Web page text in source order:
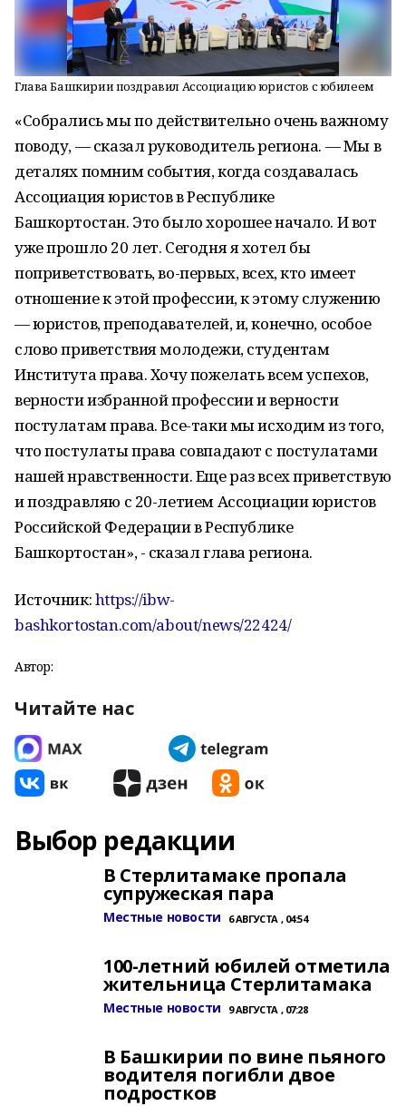
Глава Башкирии поздравил Ассоциацию юристов с юбилеем
«Собрались мы по действительно очень важному
поводу, — сказал руководитель региона. — Мы в
деталях помним события, когда создавалась
Ассоциация юристов в Республике
Башкортостан. Это было хорошее начало. И вот
уже прошло 20 лет. Сегодня я хотел бы
поприветствовать, во-первых, всех, кто имеет
отношение к этой профессии, к этому служению
— юристов, преподавателей, и, конечно, особое
слово приветствия молодежи, студентам
Института права. Хочу пожелать всем успехов,
верности избранной профессии и верности
постулатам права. Все-таки мы исходим из того,
что постулаты права совпадают с постулатами
нашей нравственности. Еще раз всех приветствую
и поздравляю с 20-летием Ассоциации юристов
Российской Федерации в Республике
Башкортостан», - сказал глава региона.
Источник:https://ibw-
bashkortostan.com/about/news/22424/
Автор:
Читайте нас
Выбор редакции
В Стерлитамаке пропала
супружеская пара
Местные новости 6 АВГУСТА , 04:54
100-летний юбилей отметила
жительница Стерлитамака
Местные новости 9 АВГУСТА , 07:28
В Башкирии по вине пьяного
водителя погибли двое
подростков